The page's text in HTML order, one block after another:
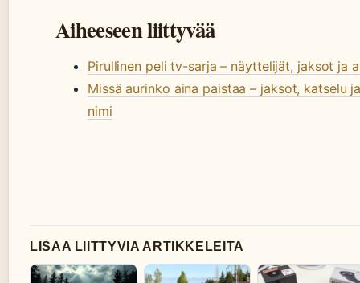
Aiheeseen liittyvää
Pirullinen peli tv-sarja – näyttelijät, jaksot ja
Missä aurinko aina paistaa – jaksot, katselu
nimi
LISAA LIITTYVIA ARTIKKELEITA